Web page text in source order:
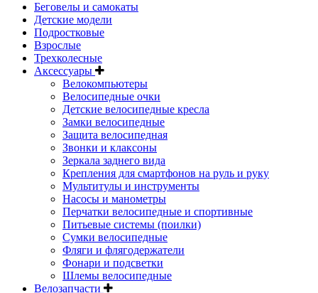
Беговелы и самокаты
Детские модели
Подростковые
Взрослые
Трехколесные
Аксессуары
Велокомпьютеры
Велосипедные очки
Детские велосипедные кресла
Замки велосипедные
Защита велосипедная
Звонки и клаксоны
Зеркала заднего вида
Крепления для смартфонов на руль и руку
Мультитулы и инструменты
Насосы и манометры
Перчатки велосипедные и спортивные
Питьевые системы (поилки)
Сумки велосипедные
Фляги и флягодержатели
Фонари и подсветки
Шлемы велосипедные
Велозапчасти